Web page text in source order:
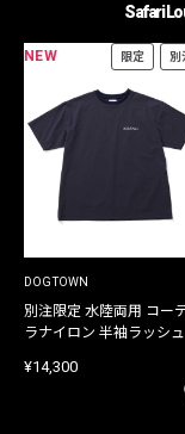
Safari
NEW 限定 別
DOGTOWN
別注限定 水陸両用 コー
ラナイロン 半袖ラッシュ
¥14,300